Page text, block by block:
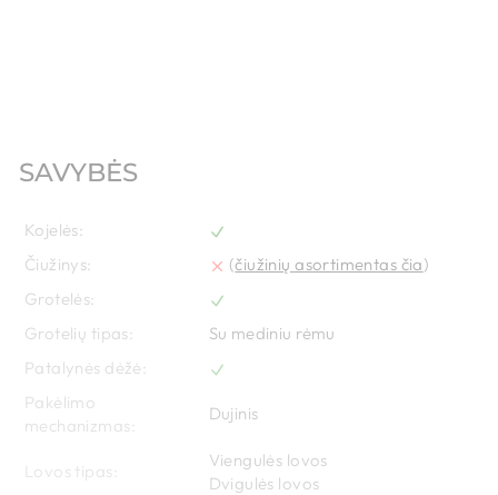
SAVYBĖS
Kojelės:
Čiužinys:
(čiužinių asortimentas čia)
Grotelės:
Grotelių tipas:
Su mediniu rėmu
Patalynės dėžė:
Pakėlimo
mechanizmas:
Dujinis
Lovos tipas:
Viengulės lovos
Dvigulės lovos